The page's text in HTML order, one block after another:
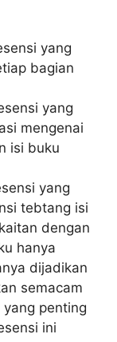
yang
bagian
yang
mengenai
isi buku
yang
tebtang isi
dengan
hanya
dijadikan
semacam
penting
ini